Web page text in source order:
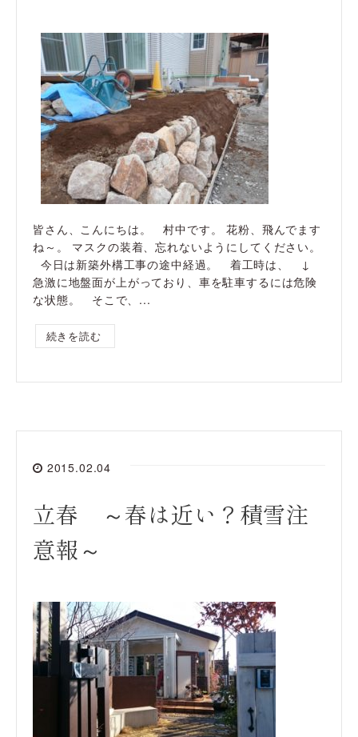
皆さん、こんにちは。 村中です。 花粉、飛んでます
ね～。 マスクの装着、忘れないようにしてください。
今日は新築外構工事の途中経過。 着工時は、 ↓
急激に地盤面が上がっており、車を駐車するには危険
な状態。 そこで、...
続きを読む
2015.02.04
立春 ～春は近い？積雪注
意報～